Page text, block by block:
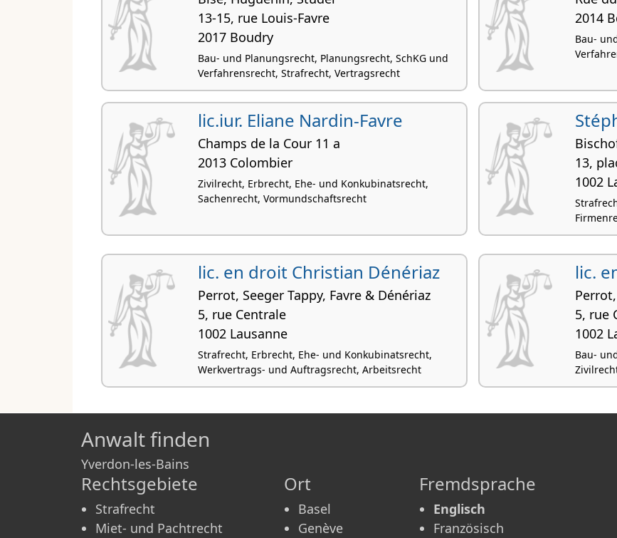
13-15, rue Louis-Favre
2017 Boudry
Bau- und Planungsrecht, Planungsrecht, SchKG und
Verfahrensrecht, Strafrecht, Vertragsrecht
2014
Bau-
lic.iur. Eliane Nardin-Favre
Champs de la Cour 11 a
2013 Colombier
Zivilrecht, Erbrecht, Ehe- und Konkubinatsrecht,
Sachenrecht, Vormundschaftsrecht
13,
1002
lic. en droit Christian Dénériaz
Perrot, Seeger Tappy, Favre & Dénériaz
5, rue Centrale
1002 Lausanne
Strafrecht, Erbrecht, Ehe- und Konkubinatsrecht,
Werkvertrags- und Auftragsrecht, Arbeitsrecht
lic.
5, rue
1002
Bau-
Anwalt finden
Yverdon-les-Bains
Rechtsgebiete
Strafrecht
Miet- und Pachtrecht
Ort
Basel
Genève
Fremdsprache
Englisch
Französisch